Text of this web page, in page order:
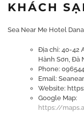
KHÁCH
Sea Near Me Hotel
Địa chỉ: 40-42
Hành Sơn, Đà
Phone:
Email:
Website:
Google Map:
https://